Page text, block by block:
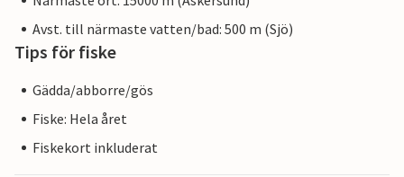
Avst. till närmaste vatten/bad: 500 m (Sjö)
Tips för fiske
Gädda/abborre/gös
Fiske: Hela året
Fiskekort inkluderat